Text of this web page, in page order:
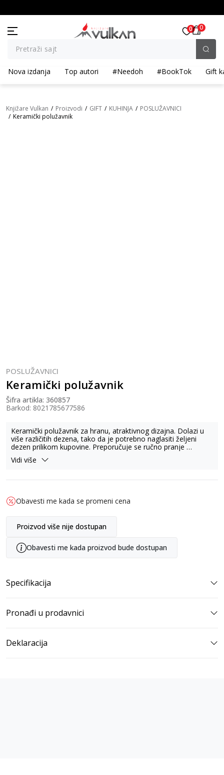
Pretraži sajt
0 0
Nova izdanja Top autori #Needoh #BookTok Gift
Knjižare Vulkan Proizvodi GIFT KUHINJA
POSLUŽAVNICI
Keramički polužavnik
POSLUŽAVNICI
Keramički polužavnik
Šifra artikla: 360857
Barkod: 8021785677586
Keramički polužavnik za hranu, atraktivnog dizajna. Dolazi u
više različitih dezena, tako da je potrebno naglasiti željeni
dezen prilikom kupovine. Preporučuje se ručno pranje
Dimenzije 27x18x5 cm.
Cena za jedan komad.
Vidi više
Obavesti me kada se promeni cena
Proizvod više nije dostupan
Obavesti me kada proizvod bude dostupan
Specifikacija
Pronađi u prodavnici
Deklaracija